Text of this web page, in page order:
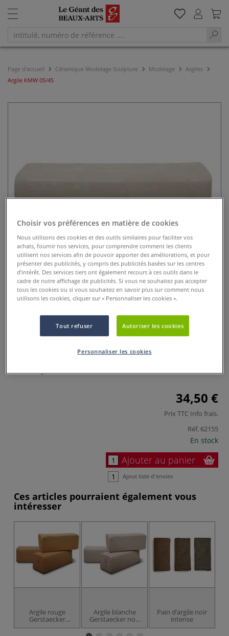
Page d'accueil Céramique Modelage Sculpture Modelage
Argiles
Argile KMW 05/45
Argile KMW 05/45
0 Commentaires
34,50 €
Prix TTC Info frais.
Réf. 62155
En stock
Ajouter au panier
Ajout liste d'envies
Ces articles pourraient également vous
intéresser
Argile rouge
Gerstaecker
chamottée
Argile blanche
Gerstaecker non
chamotté
Pain d’argile noir
intense
Choisir vos préférences en matière de cookies
Nous utilisons des cookies et des outils similaires pour faciliter vos
achats, fournir nos services, pour comprendre comment les clients
utilisent nos services afin de pouvoir apporter des améliorations, et pour
présenter des publicités, y compris des publicités basées sur les centres
d’intérêt. Des services tiers ont également recours à ces outils dans le
cadre de notre affichage de publicités. Si vous ne souhaitez pas accepter
tous les cookies ou si vous souhaitez en savoir plus sur comment nous
utilisons les cookies, cliquer sur « Personnaliser les cookies ».
Tout refuser Autoriser les cookies
Personnaliser les cookies